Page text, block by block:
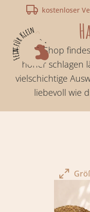
kostenloser
home -
Hier im Shop
höher schlagen
vielschichtige
liebevoll wie